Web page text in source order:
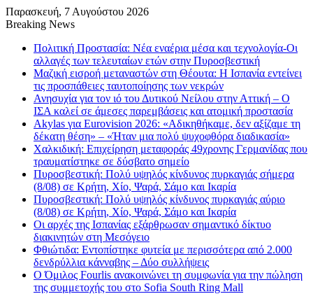
Παρασκευή, 7 Αυγούστου 2026
Breaking News
Πολιτική Προστασία: Νέα εναέρια μέσα και τεχνολογία-Οι
αλλαγές των τελευταίων ετών στην Πυροσβεστική
Μαζική εισροή μεταναστών στη Θέουτα: Η Ισπανία εντείνει
τις προσπάθειες ταυτοποίησης των νεκρών
Ανησυχία για τον ιό του Δυτικού Νείλου στην Αττική – Ο
ΙΣΑ καλεί σε άμεσες παρεμβάσεις και ατομική προστασία
Akylas για Eurovision 2026: «Aδικηθήκαμε, δεν αξίζαμε τη
δέκατη θέση» – «Ήταν μια πολύ ψυχοφθόρα διαδικασία»
Χαλκιδική: Επιχείρηση μεταφοράς 49χρονης Γερμανίδας που
τραυματίστηκε σε δύσβατο σημείο
Πυροσβεστική: Πολύ υψηλός κίνδυνος πυρκαγιάς σήμερα
(8/08) σε Κρήτη, Χίο, Ψαρά, Σάμο και Ικαρία
Πυροσβεστική: Πολύ υψηλός κίνδυνος πυρκαγιάς αύριο
(8/08) σε Κρήτη, Χίο, Ψαρά, Σάμο και Ικαρία
Οι αρχές της Ισπανίας εξάρθρωσαν σημαντικό δίκτυο
διακινητών στη Μεσόγειο
Φθιώτιδα: Εντοπίστηκε φυτεία με περισσότερα από 2.000
δενδρύλλια κάνναβης – Δύο συλλήψεις
Ο Όμιλος Fourlis ανακοινώνει τη συμφωνία για την πώληση
της συμμετοχής του στο Sofia South Ring Mall